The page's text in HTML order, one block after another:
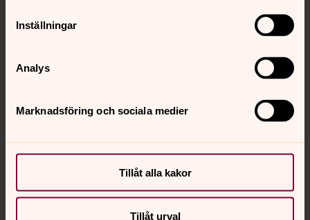
Inställningar
Analys
Marknadsföring och sociala medier
Tillåt alla kakor
Tillåt urval
Kontakt
Kalender